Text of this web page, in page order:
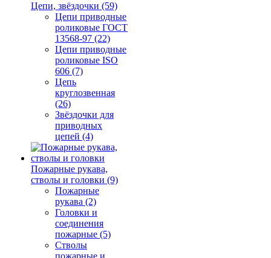
Цепи, звёздочки (59)
Цепи приводные
роликовые ГОСТ
13568-97 (22)
Цепи приводные
роликовые ISO
606 (7)
Цепь
круглозвенная
(26)
Звёздочки для
приводных
цепей (4)
Пожарные рукава,
стволы и головки (9)
Пожарные
рукава (2)
Головки и
соединения
пожарные (5)
Стволы
пожарные и